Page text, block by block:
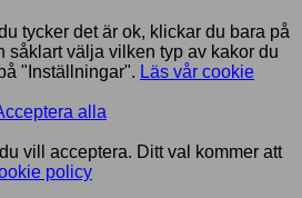
tycker det är ok, klickar du bara på
såklart välja vilken typ av kakor du
"Inställningar". Läs vår cookie
alla
vill acceptera. Ditt val kommer att
policy